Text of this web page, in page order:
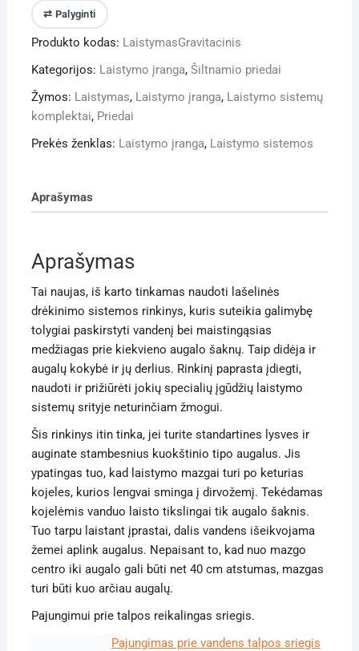
laistymo
sistema
KETURKOJIS
gravitacinis
⇄ Palyginti
Produkto kodas: LaistymasGravitacinis
Kategorijos: Laistymo įranga, Šiltnamio priedai
Žymos: Laistymas, Laistymo įranga, Laistymo sistemų
komplektai, Priedai
Prekės ženklas: Laistymo įranga, Laistymo sistemos
Aprašymas
Aprašymas
Tai naujas, iš karto tinkamas naudoti lašelinės
drėkinimo sistemos rinkinys, kuris suteikia galimybę
tolygiai paskirstyti vandenį bei maistingąsias
medžiagas prie kiekvieno augalo šaknų. Taip didėja ir
augalų kokybė ir jų derlius. Rinkinį paprasta įdiegti,
naudoti ir prižiūrėti jokių specialių įgūdžių laistymo
sistemų srityje neturinčiam žmogui.
Šis rinkinys itin tinka, jei turite standartines lysves ir
auginate stambesnius kuokštinio tipo augalus. Jis
ypatingas tuo, kad laistymo mazgai turi po keturias
kojeles, kurios lengvai sminga į dirvožemį. Tekėdamas
kojelėmis vanduo laisto tikslingai tik augalo šaknis.
Tuo tarpu laistant įprastai, dalis vandens išeikvojama
žemei aplink augalus. Nepaisant to, kad nuo mazgo
centro iki augalo gali būti net 40 cm atstumas, mazgas
turi būti kuo arčiau augalų.
Pajungimui prie talpos reikalingas sriegis.
Pajungimas prie vandens talpos sriegis